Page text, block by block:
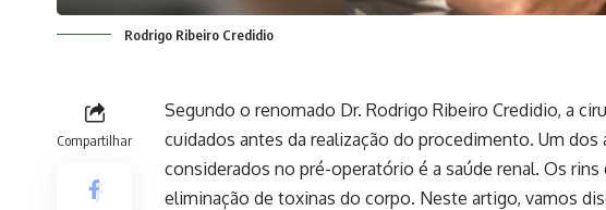
Rodrigo Ribeiro Credidio
Compartilhar
Segundo o renomado Dr. Rodrigo Ribeiro Credidio, a
cuidados antes da realização do procedimento. Um
considerados no pré-operatório é a saúde renal. Os
eliminação de toxinas do corpo. Neste artigo, vamos